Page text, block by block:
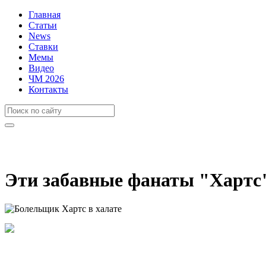
Главная
Статьи
News
Ставки
Мемы
Видео
ЧМ 2026
Контакты
Эти забавные фанаты